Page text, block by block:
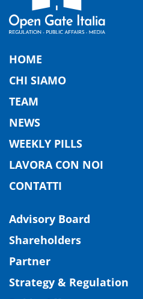
HOME
CHI SIAMO
TEAM
NEWS
WEEKLY PILLS
LAVORA CON NOI
CONTATTI
Advisory Board
Shareholders
Partner
Strategy & Regulation